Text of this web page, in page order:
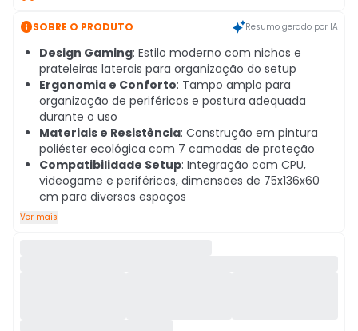
SOBRE O PRODUTO Resumo gerado por IA
Design Gaming: Estilo moderno com nichos e
prateleiras laterais para organização do setup
Ergonomia e Conforto: Tampo amplo para
organização de periféricos e postura adequada
durante o uso
Materiais e Resistência: Construção em pintura
poliéster ecológica com 7 camadas de proteção
Compatibilidade Setup: Integração com CPU,
videogame e periféricos, dimensões de 75x136x60
cm para diversos espaços
Ver mais